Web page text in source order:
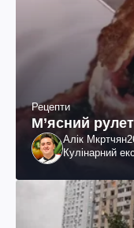
Рецепти
М’ясний
Алік Мкртчян
Кулінарний